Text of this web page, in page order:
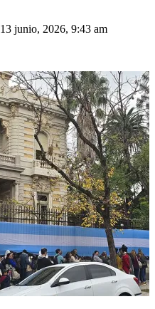
13 junio, 2026, 9:43 am